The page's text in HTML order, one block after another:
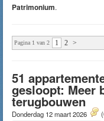
Patrimonium.
Pagina 1 van 2 1 2 >
51
gesloopt: Meer
terugbouwen
Donderdag 12 maart 2026